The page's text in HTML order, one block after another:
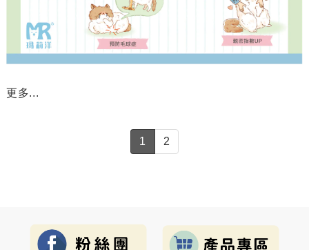
更多...
1 2